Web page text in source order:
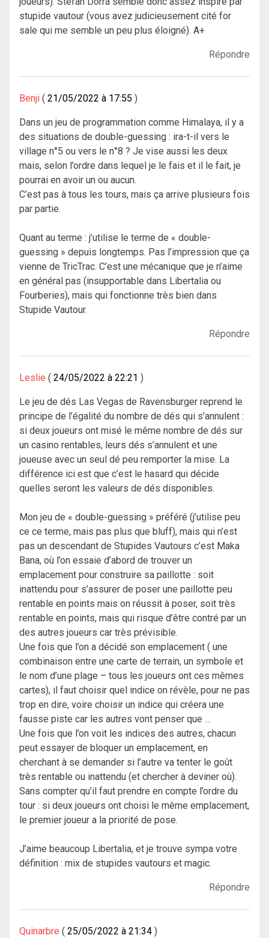
stupide vautour (vous avez judicieusement cité for
sale qui me semble un peu plus éloigné). A+
Répondre
Benji 21/05/2022 à 17:55
Dans un jeu de programmation comme Himalaya, il y a
des situations de double-guessing : ira-t-il vers le
village n°5 ou vers le n°8 ? Je vise aussi les deux
mais, selon l’ordre dans lequel je le fais et il le fait, je
pourrai en avoir un ou aucun.
C’est pas à tous les tours, mais ça arrive plusieurs fois
par partie.
Quant au terme : j’utilise le terme de « double-
guessing » depuis longtemps. Pas l’impression que ça
vienne de TricTrac. C’est une mécanique que je n’aime
en général pas (insupportable dans Libertalia ou
Fourberies), mais qui fonctionne très bien dans
Stupide Vautour.
Répondre
Leslie 24/05/2022 à 22:21
Le jeu de dés Las Vegas de Ravensburger reprend le
principe de l’égalité du nombre de dés qui s’annulent :
si deux joueurs ont misé le même nombre de dés sur
un casino rentables, leurs dés s’annulent et une
joueuse avec un seul dé peu remporter la mise. La
différence ici est que c’est le hasard qui décide
quelles seront les valeurs de dés disponibles.
Mon jeu de « double-guessing » préféré (j’utilise peu
ce ce terme, mais pas plus que bluff), mais qui n’est
pas un descendant de Stupides Vautours c’est Maka
Bana, où l’on essaie d’abord de trouver un
emplacement pour construire sa paillotte : soit
inattendu pour s’assurer de poser une paillotte peu
rentable en points mais on réussit à poser, soit très
rentable en points, mais qui risque d’être contré par un
des autres joueurs car très prévisible.
Une fois que l’on a décidé son emplacement ( une
combinaison entre une carte de terrain, un symbole et
le nom d’une plage – tous les joueurs ont ces mêmes
cartes), il faut choisir quel indice on révèle, pour ne pas
trop en dire, voire choisir un indice qui créera une
fausse piste car les autres vont penser que …
Une fois que l’on voit les indices des autres, chacun
peut essayer de bloquer un emplacement, en
cherchant à se demander si l’autre va tenter le goût
très rentable ou inattendu (et chercher à deviner où).
Sans compter qu’il faut prendre en compte l’ordre du
tour : si deux joueurs ont choisi le même emplacement,
le premier joueur a la priorité de pose.
J’aime beaucoup Libertalia, et je trouve sympa votre
définition : mix de stupides vautours et magic.
Répondre
Quinarbre 25/05/2022 à 21:34